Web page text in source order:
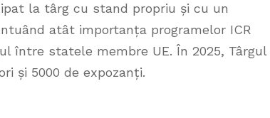
la târg cu stand propriu și cu un
atât importanța programelor ICR
între statele membre UE. În 2025, Târgul
și 5000 de expozanți.